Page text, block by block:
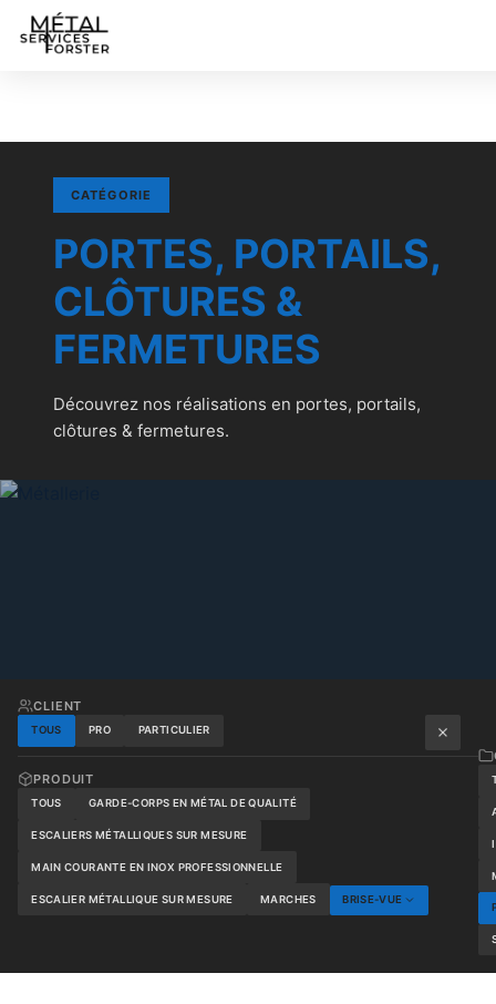
CATÉGORIE
PORTES, PORTAILS,
CLÔTURES &
FERMETURES
Découvrez nos réalisations en portes, portails,
clôtures & fermetures.
CLIENT
TOUS PRO PARTICULIER
PRODUIT
TOUS GARDE-CORPS EN MÉTAL DE QUALITÉ
ESCALIERS MÉTALLIQUES SUR MESURE
MAIN COURANTE EN INOX PROFESSIONNELLE
ESCALIER MÉTALLIQUE SUR MESURE MARCHES BRISE-VUE